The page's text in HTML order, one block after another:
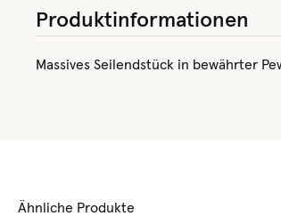
Produktinformationen
Massives Seilendstück in bewährter
Ähnliche Produkte